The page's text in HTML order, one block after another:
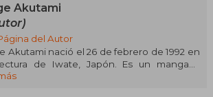
Akutami
del Autor
Akutami nació el 26 de febrero de 1992 en
de Iwate, Japón. Es un mangaka
enigmático y reconocido